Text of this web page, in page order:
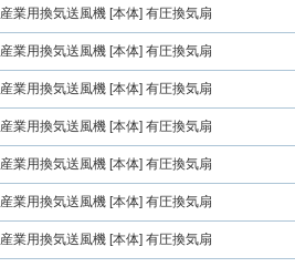
産業用換気送風機 [本体] 有圧換気扇
産業用換気送風機 [本体] 有圧換気扇
産業用換気送風機 [本体] 有圧換気扇
産業用換気送風機 [本体] 有圧換気扇
産業用換気送風機 [本体] 有圧換気扇
産業用換気送風機 [本体] 有圧換気扇
産業用換気送風機 [本体] 有圧換気扇